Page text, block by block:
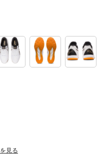
見る